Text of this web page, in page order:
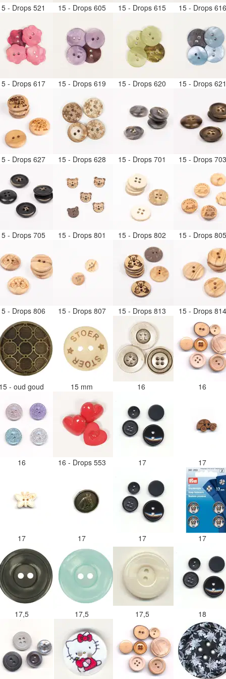
- Drops 521 15 - Drops 605 15 - Drops 615 15 - Drops
- Drops 617 15 - Drops 619 15 - Drops 620 15 - Drops
- Drops 627 15 - Drops 628 15 - Drops 701 15 - Drops
- Drops 705 15 - Drops 801 15 - Drops 802 15 - Drops
- Drops 806 15 - Drops 807 15 - Drops 813 15 - Drops
- oud goud 15 mm 16 16
16 16 - Drops 553 17 17
17 17 17 17
17,5 17,5 17,5 18